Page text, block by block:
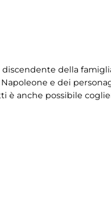
della
e dei
è anche possibile